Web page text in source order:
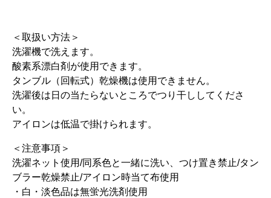
＜取扱い方法＞
洗濯機で洗えます。
酸素系漂白剤が使用できます。
タンブル（回転式）乾燥機は使用できません。
洗濯後は日の当たらないところでつり干ししてくださ
い。
アイロンは低温で掛けられます。
＜注意事項＞
洗濯ネット使用/同系色と一緒に洗い、つけ置き禁止/タン
ブラー乾燥禁止/アイロン時当て布使用
・白・淡色品は無蛍光洗剤使用